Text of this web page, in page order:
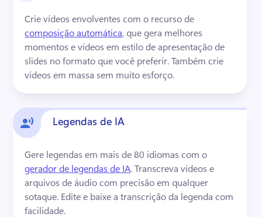
Crie vídeos envolventes com o recurso de
composição automática, que gera melhores
momentos e vídeos em estilo de apresentação de
slides no formato que você preferir. Também crie
vídeos em massa sem muito esforço.
Legendas de IA
Gere legendas em mais de 80 idiomas com o
gerador de legendas de IA. Transcreva vídeos e
arquivos de áudio com precisão em qualquer
sotaque. Edite e baixe a transcrição da legenda com
facilidade.